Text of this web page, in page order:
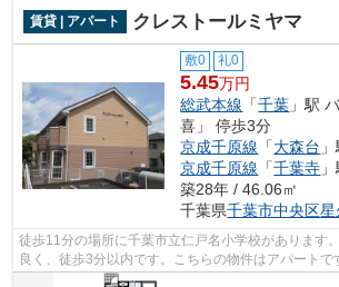
賃貸 | アパート クレストールミヤマ
敷0 礼0
5.45万円
総武本線 「千葉 」駅
喜」 停歩3分
京成千原線 「大森台
京成千原線 「千葉寺
築28年 / 46.06㎡
千葉県千葉市中央区星
徒歩11分の場所に千葉市立仁戸名小学校があります
良く、徒歩3分以内です。こちらの物件はアパートで
ンターネットをご利用いただけます。明...